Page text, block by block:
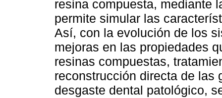
resina compuesta, mediante
permite simular las
Así, con la evolución de los
mejoras en las propiedades
resinas compuestas,
reconstrucción directa de las
desgaste dental patológico,